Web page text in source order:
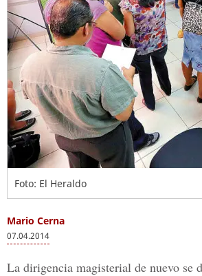
Foto: El Heraldo
Mario Cerna
07.04.2014
La dirigencia magisterial de nuevo se